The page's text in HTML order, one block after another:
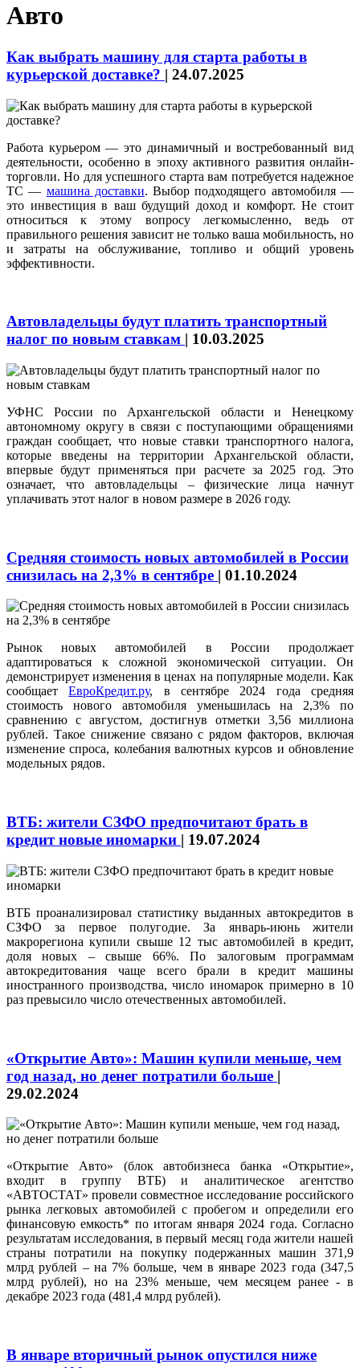
Авто
Как выбрать машину для старта работы в
курьерской доставке? | 24.07.2025
Работа курьером — это динамичный и востребованный вид
деятельности, особенно в эпоху активного развития онлайн-
торговли. Но для успешного старта вам потребуется надежное
ТС — машина доставки. Выбор подходящего автомобиля —
это инвестиция в ваш будущий доход и комфорт. Не стоит
относиться к этому вопросу легкомысленно, ведь от
правильного решения зависит не только ваша мобильность, но
и затраты на обслуживание, топливо и общий уровень
эффективности.
Автовладельцы будут платить транспортный
налог по новым ставкам | 10.03.2025
УФНС России по Архангельской области и Ненецкому
автономному округу в связи с поступающими обращениями
граждан сообщает, что новые ставки транспортного налога,
которые введены на территории Архангельской области,
впервые будут применяться при расчете за 2025 год. Это
означает, что автовладельцы – физические лица начнут
уплачивать этот налог в новом размере в 2026 году.
Средняя стоимость новых автомобилей в России
снизилась на 2,3% в сентябре | 01.10.2024
Рынок новых автомобилей в России продолжает
адаптироваться к сложной экономической ситуации. Он
демонстрирует изменения в ценах на популярные модели. Как
сообщаетЕвроКредит.ру, в сентябре 2024 года средняя
стоимость нового автомобиля уменьшилась на 2,3% по
сравнению с августом, достигнув отметки 3,56 миллиона
рублей. Такое снижение связано с рядом факторов, включая
изменение спроса, колебания валютных курсов и обновление
модельных рядов.
ВТБ: жители СЗФО предпочитают брать в
кредит новые иномарки | 19.07.2024
ВТБ проанализировал статистику выданных автокредитов в
СЗФО за первое полугодие. За январь-июнь жители
макрорегиона купили свыше 12 тыс автомобилей в кредит,
доля новых – свыше 66%. По залоговым программам
автокредитования чаще всего брали в кредит машины
иностранного производства, число иномарок примерно в 10
раз превысило число отечественных автомобилей.
«Открытие Авто»: Машин купили меньше, чем
год назад, но денег потратили больше |
29.02.2024
«Открытие Авто» (блок автобизнеса банка «Открытие»,
входит в группу ВТБ) и аналитическое агентство
«АВТОСТАТ» провели совместное исследование российского
рынка легковых автомобилей с пробегом и определили его
финансовую емкость* по итогам января 2024 года. Согласно
результатам исследования, в первый месяц года жители нашей
страны потратили на покупку подержанных машин 371,9
млрд рублей – на 7% больше, чем в январе 2023 года (347,5
млрд рублей), но на 23% меньше, чем месяцем ранее - в
декабре 2023 года (481,4 млрд рублей).
В январе вторичный рынок опустился ниже